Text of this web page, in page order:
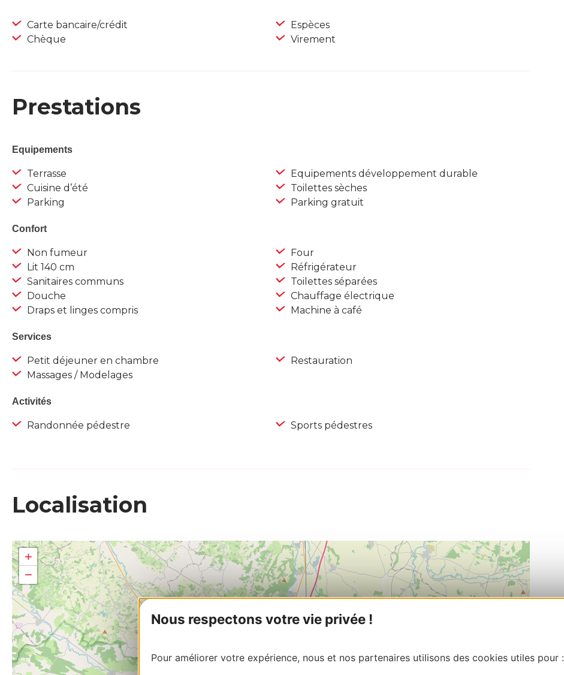
Nous respectons votre vie privée !
Pour améliorer votre expérience, nous et nos partenaires utilisons des cookies utiles pour :
Carte bancaire/crédit
Chèque
Espèces
Virement
Prestations
Equipements
Terrasse
Cuisine d’été
Parking
Equipements développement durable
Toilettes sèches
Parking gratuit
Confort
Non fumeur
Lit 140 cm
Sanitaires communs
Douche
Draps et linges compris
Four
Réfrigérateur
Toilettes séparées
Chauffage électrique
Machine à café
Services
Petit déjeuner en chambre
Massages / Modelages
Restauration
Activités
Randonnée pédestre Sports pédestres
Localisation
+
−